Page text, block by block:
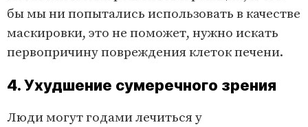
бы мы ни попытались использовать в качестве
маскировки, это не поможет, нужно искать
первопричину повреждения клеток печени.
4. Ухудшение сумеречного зрения
Люди могут годами лечиться у